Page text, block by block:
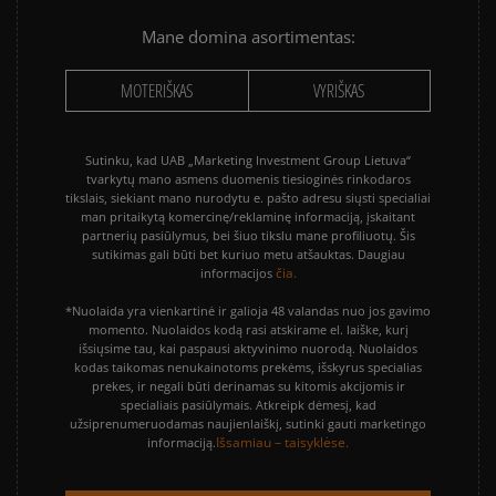
Mane domina asortimentas:
MOTERIŠKAS VYRIŠKAS
Sutinku, kad UAB „Marketing Investment Group Lietuva“
tvarkytų mano asmens duomenis tiesioginės rinkodaros
tikslais, siekiant mano nurodytu e. pašto adresu siųsti specialiai
man pritaikytą komercinę/reklaminę informaciją, įskaitant
partnerių pasiūlymus, bei šiuo tikslu mane profiliuotų. Šis
sutikimas gali būti bet kuriuo metu atšauktas. Daugiau
informacijos čia.
*Nuolaida yra vienkartinė ir galioja 48 valandas nuo jos gavimo
momento. Nuolaidos kodą rasi atskirame el. laiške, kurį
išsiųsime tau, kai paspausi aktyvinimo nuorodą. Nuolaidos
kodas taikomas nenukainotoms prekėms, išskyrus specialias
prekes, ir negali būti derinamas su kitomis akcijomis ir
specialiais pasiūlymais. Atkreipk dėmesį, kad
užsiprenumeruodamas naujienlaiškį, sutinki gauti marketingo
informaciją.Išsamiau – taisyklėse.